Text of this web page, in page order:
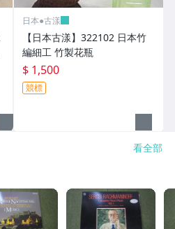
日本●古漾
【日本古漾】322102 日本竹
編細工 竹製花瓶
$ 1,500
競標
看全部